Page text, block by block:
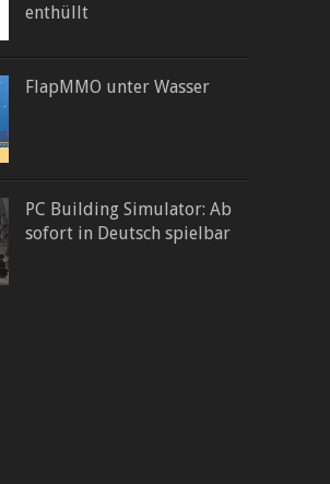
enthüllt
FlapMMO unter Wasser
PC Building Simulator: Ab
sofort in Deutsch spielbar